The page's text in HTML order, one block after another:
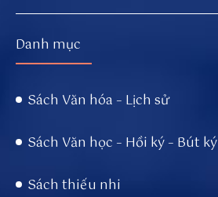
in
to
/
Danh mục
Sách Văn hóa – Lịch sử
Sách Văn học – Hồi ký – Bút ký
Sách thiếu nhi